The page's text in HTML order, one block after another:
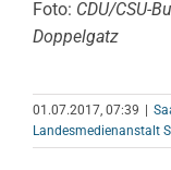
Foto: CDU/CSU-
Doppelgatz
01.07.2017, 07:39
Landesmedienanstalt